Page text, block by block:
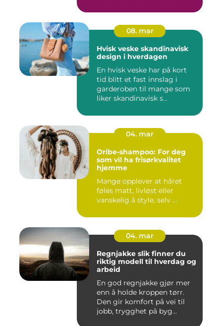
08. mar
Hvisk veske skandinavisk
design i hverdagen
En hvisk veske har på kort
tid blitt et fast innslag i
garderoben til mange som
liker skandinavisk s...
04. mar
Oribe-shampoo: For deg
som vil ha frisørkvalitet
hjemme
Mange opplever at håret
føles matt, livløst eller
vanskelig å style, selv ...
04. mar
Regnjakke slik finner du
riktig modell til hverdag og
arbeid
En god regnjakke gjør mer
enn å holde kroppen tørr.
Den gir komfort på vei til
jobb, trygghet på byg...